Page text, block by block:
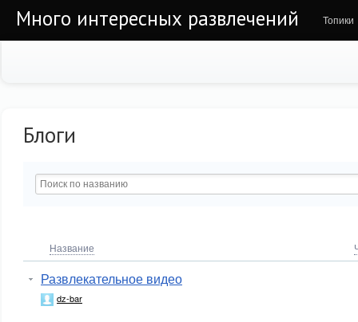
Много интересных развлечений Топики
Блоги
Название
Развлекательное видео
dz-bar